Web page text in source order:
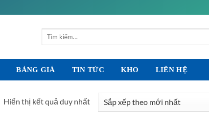
Tìm
BẢNG GIÁ TIN TỨC KHO LIÊN HỆ
Hiển thị kết quả duy nhất